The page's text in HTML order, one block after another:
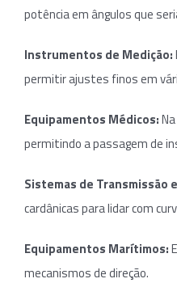
potência em ângulos que
Instrumentos de Medição:
permitir ajustes finos em
Equipamentos Médicos:
permitindo a passagem de
Sistemas de Transmissão
cardânicas para lidar com
Equipamentos Marítimos:
mecanismos de direção.